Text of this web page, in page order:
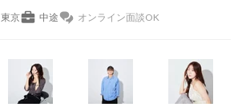
東京 中途 オンライン面談OK